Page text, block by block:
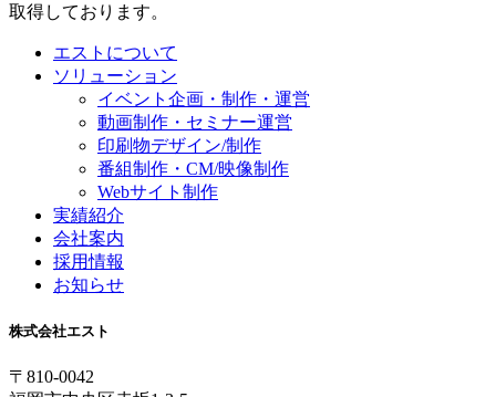
取得しております。
エストについて
ソリューション
イベント企画・制作・運営
動画制作・セミナー運営
印刷物デザイン/制作
番組制作・CM/映像制作
Webサイト制作
実績紹介
会社案内
採用情報
お知らせ
株式会社エスト
〒810-0042